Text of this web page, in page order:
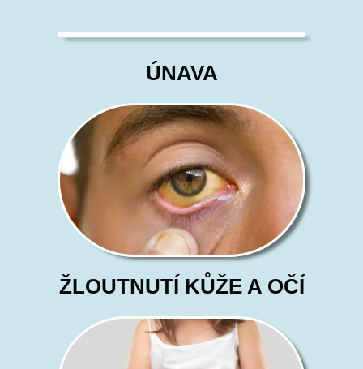
ÚNAVA
ŽLOUTNUTÍ KŮŽE A OČÍ